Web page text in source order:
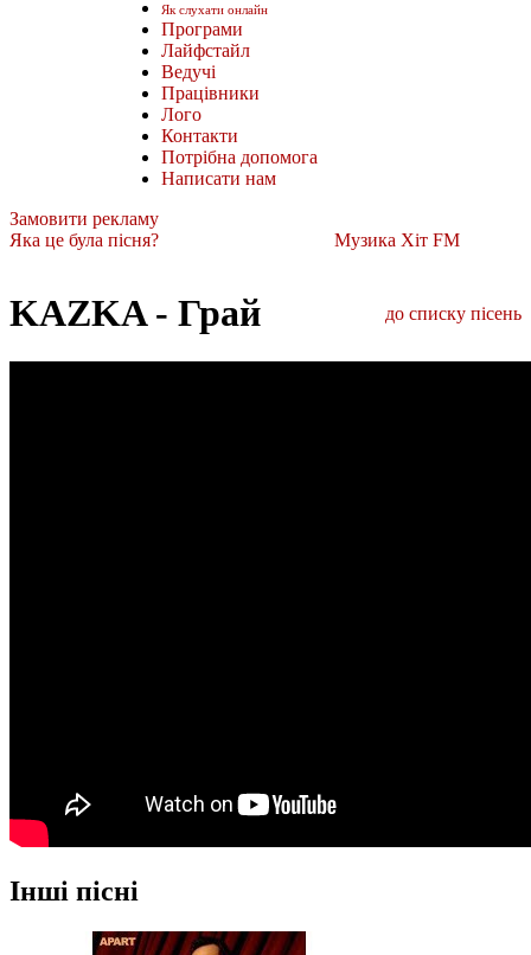
Як слухати онлайн
Програми
Лайфстайл
Ведучі
Працівники
Лого
Контакти
Потрібна допомога
Написати нам
Замовити рекламу
Яка це була пісня?
Музика Хіт FM
KAZKA - Грай до списку пісень
Інші пісні